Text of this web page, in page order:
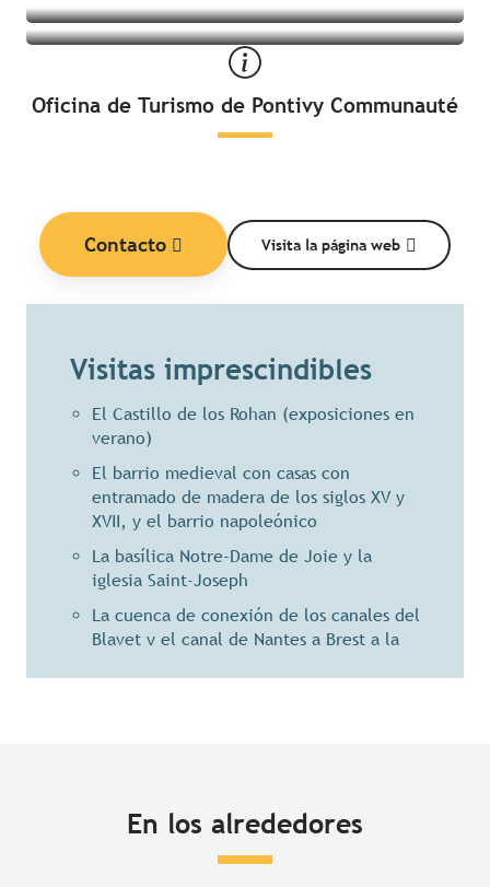
Oficina de Turismo de Pontivy Communauté
Contacto Visita la página web
Visitas imprescindibles
El Castillo de los Rohan (exposiciones en
verano)
El barrio medieval con casas con
entramado de madera de los siglos XV y
XVII, y el barrio napoleónico
La basílica Notre-Dame de Joie y la
iglesia Saint-Joseph
La cuenca de conexión de los canales del
Blavet y el canal de Nantes a Brest a la
En los alrededores